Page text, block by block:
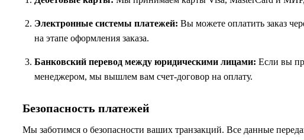
Электронные системы платежей: Вы можете оплатить заказ
на этапе оформления заказа.
Банковский перевод между юридическими лицами: Если вы
менеджером, мы вышлем вам счет-договор на оплату.
Безопасность платежей
Мы заботимся о безопасности ваших транзакций. Все данные